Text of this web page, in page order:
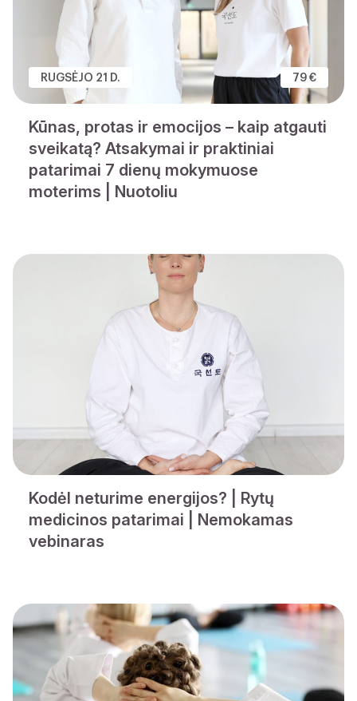
RUGSĖJO 21 D. 79 €
Kūnas, protas ir emocijos – kaip atgauti
sveikatą? Atsakymai ir praktiniai
patarimai 7 dienų mokymuose
moterims | Nuotoliu
Kodėl neturime energijos? | Rytų
medicinos patarimai | Nemokamas
vebinaras